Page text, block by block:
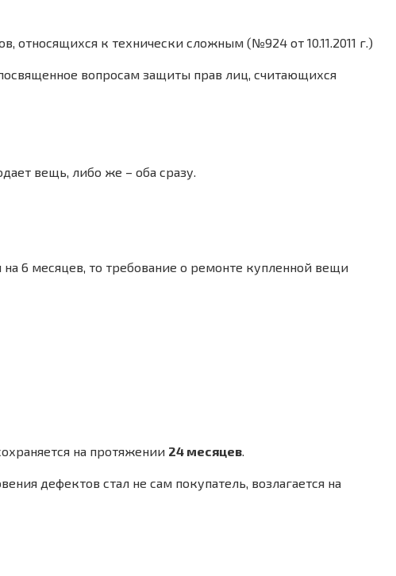
относящихся к технически сложным (№924 от 10.11.2011 г.)
вопросам защиты прав лиц, считающихся
вещь, либо же – оба сразу.
на 6 месяцев, то требование о ремонте купленной вещи
на протяжении 24 месяцев.
дефектов стал не сам покупатель, возлагается на